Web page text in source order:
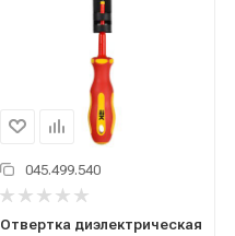
045.499.540
Отвертка диэлектрическая